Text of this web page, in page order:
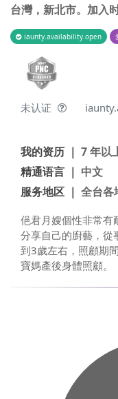
台灣， 新北市。加入
iaunty.availability.open
未认证
我的资历 ｜ 7 年以
精通语言 ｜ 中文
服务地区 ｜ 全台各
俋君月嫂個性非常有
分享自己的廚藝，從
到3歲左右，照顧期
寶媽產後身體照顧。